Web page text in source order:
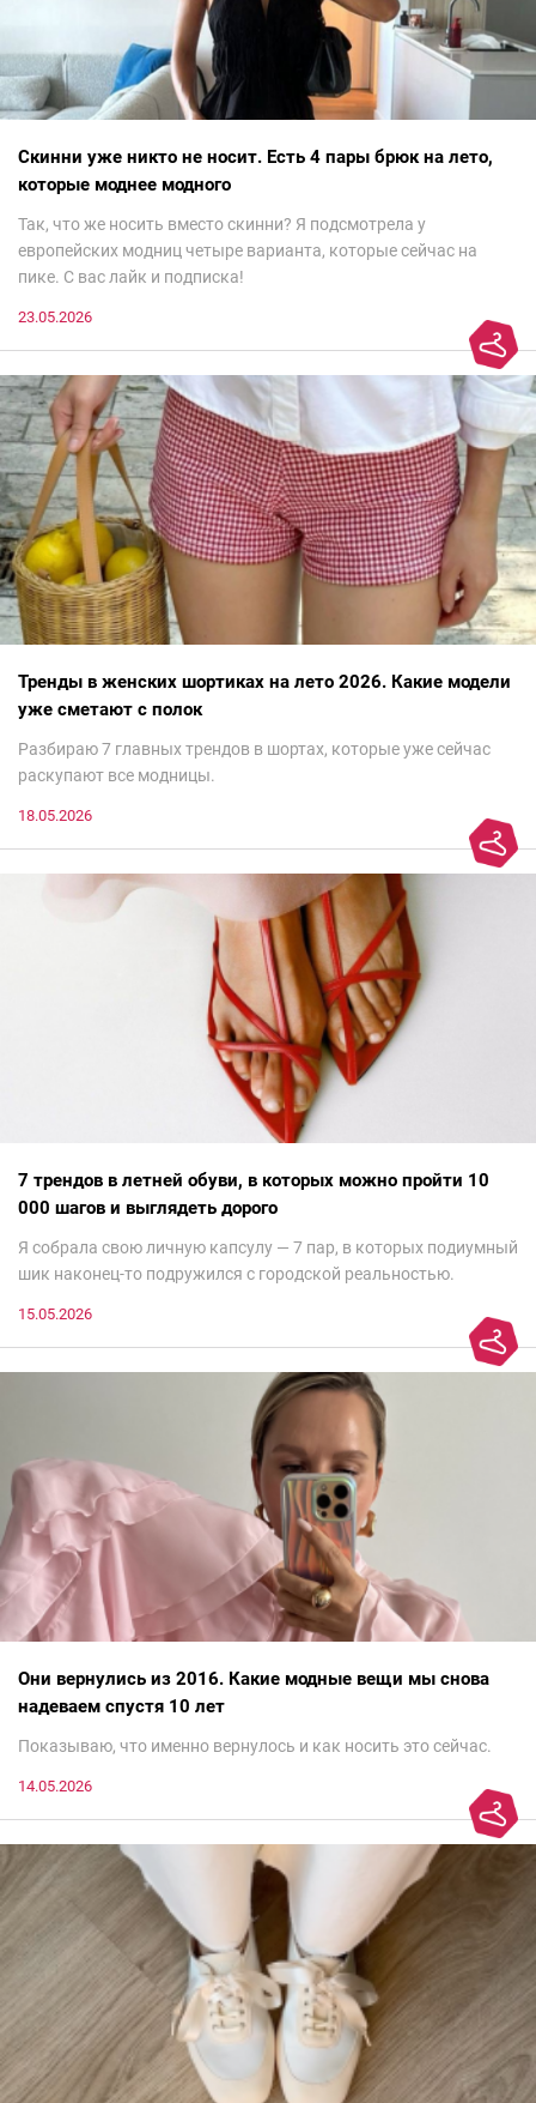
Скинни уже никто не носит. Есть 4 пары брюк на лето,
которые моднее модного
Так, что же носить вместо скинни? Я подсмотрела у
европейских модниц четыре варианта, которые сейчас на
пике. С вас лайк и подписка!
23.05.2026
Тренды в женских шортиках на лето 2026. Какие модели
уже сметают с полок
Разбираю 7 главных трендов в шортах, которые уже сейчас
раскупают все модницы.
18.05.2026
7 трендов в летней обуви, в которых можно пройти 10
000 шагов и выглядеть дорого
Я собрала свою личную капсулу — 7 пар, в которых подиумный
шик наконец-то подружился с городской реальностью.
15.05.2026
Они вернулись из 2016. Какие модные вещи мы снова
надеваем спустя 10 лет
Показываю, что именно вернулось и как носить это сейчас.
14.05.2026